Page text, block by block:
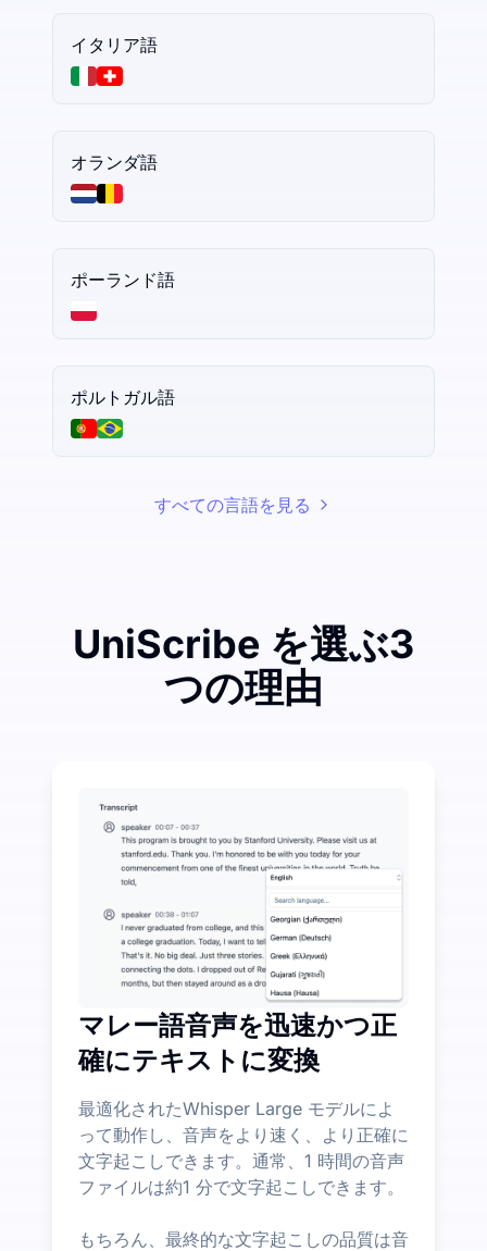
イタリア語
オランダ語
ポーランド語
ポルトガル語
すべての言語を見る
UniScribe を選ぶ3
つの理由
UniScribe は毎月 120 分の無料文字起こしを提供し
音声からテキストへの変換を超えたAI機能がさらに利
音声および動画ファイルから自動的に要約、マイン
マレー語音声を迅速かつ正
確にテキストに変換
最適化されたWhisper Large モデルによ
って動作し、音声をより速く、より正確に
文字起こしできます。通常、1 時間の音声
ファイルは約1 分で文字起こしできます。
もちろん、最終的な文字起こしの品質は音